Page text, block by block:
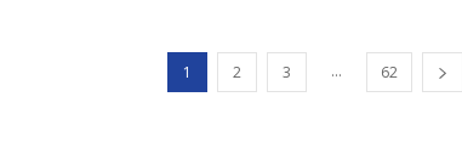
1 2 3 ... 62